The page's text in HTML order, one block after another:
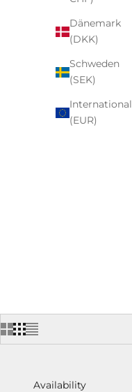
Dänemark
(DKK)
Schweden
(SEK)
International
(EUR)
Availability